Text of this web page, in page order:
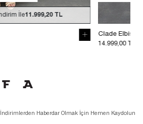
İle11.999,20 TL
Clade Elbise
14.999,00 TL
Haberdar Olmak İçin Hemen Kaydolun